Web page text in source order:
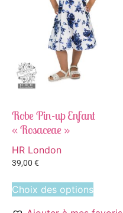
Robe Pin-up Enfant
« Rosaceae »
HR London
39,00 €
Choix des options